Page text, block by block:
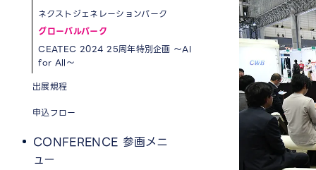
ネクストジェネレーションパーク
グローバルパーク
CEATEC 2024 25周年特別企画 ～AI
for All～
出展規程
申込フロー
CONFERENCE 参画メニ
ュー